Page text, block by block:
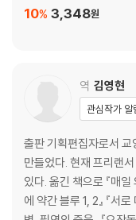
3,348원
10%
역 김영현
관심작가 알
출판 기획편집자로서
만들었다. 현재 프리랜
있다. 옮긴 책으로 『매
에 약간 블루 1, 2』 『서